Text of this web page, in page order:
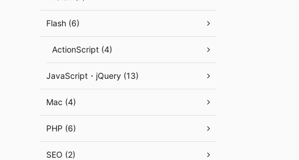
Flash (6)
ActionScript (4)
JavaScript・jQuery (13)
Mac (4)
PHP (6)
SEO (2)